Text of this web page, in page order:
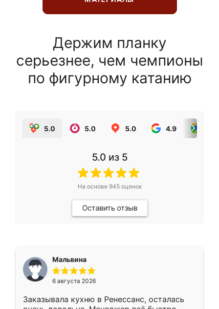
Держим планку
серьезнее, чем чемпионы
по фигурному катанию
5.0 5.0 5.0 4.9
5.0 из 5
На основе 945оценок
Оставить отзыв
Мальвина
6 августа 2026
Заказывала кухню в Ренессанс, осталась